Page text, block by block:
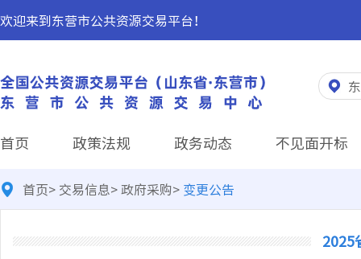
欢迎来到东营市公共资源交易平台！
首页 政策法规 政务动态 不见面开标
首页> 交易信息>政府采购> 变更公告
2025